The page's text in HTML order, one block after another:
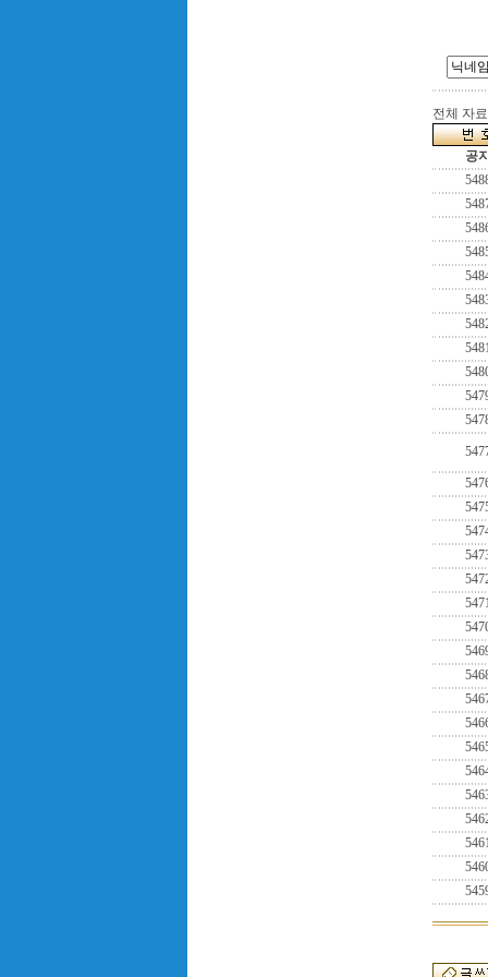
전체 자
공